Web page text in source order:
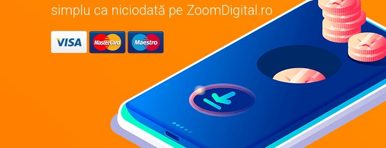
simplu ca niciodată pe ZoomDigital.ro